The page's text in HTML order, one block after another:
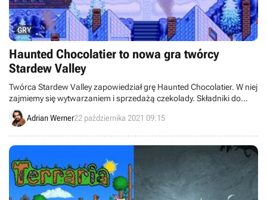
GRY
Haunted Chocolatier to nowa gra twórcy
Stardew Valley
Twórca Stardew Valley zapowiedział grę Haunted Chocolatier. W niej
zajmiemy się wytwarzaniem i sprzedażą czekolady. Składniki do
łakoci uzyskamy podczas wypraw do magicznej krainy.
Adrian Werner22 października 2021 09:15